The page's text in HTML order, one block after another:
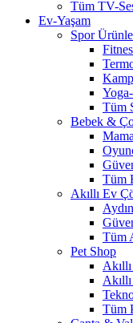
Tüm TV-
Ev-Yaşam
Spor
Tüm
Bebek &
Tüm
Akıllı Ev
Tüm
Pet Shop
Tüm